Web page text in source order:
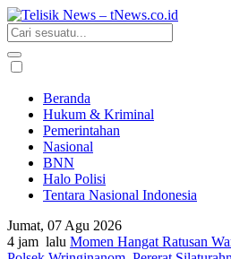
Beranda
Hukum & Kriminal
Pemerintahan
Nasional
BNN
Halo Polisi
Tentara Nasional Indonesia
Jumat, 07 Agu 2026
4 jam lalu Momen Hangat Ratusan